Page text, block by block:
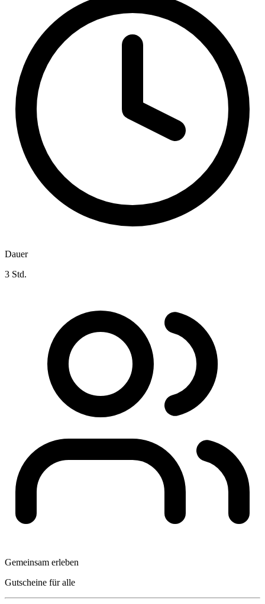
Dauer
3 Std.
Gemeinsam erleben
Gutscheine für alle